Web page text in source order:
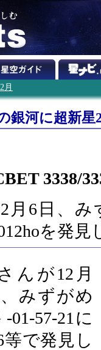
月
銀河に超新星
3338/
月6日、み
を発見
んが12月
みずがめ
01-57-21に
等で発見し